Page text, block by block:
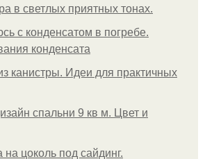
в светлых приятных тонах.
с конденсатом в погребе.
конденсата
канистры. Идеи для практичных
спальни 9 кв м. Цвет и
на цоколь под сайдинг.